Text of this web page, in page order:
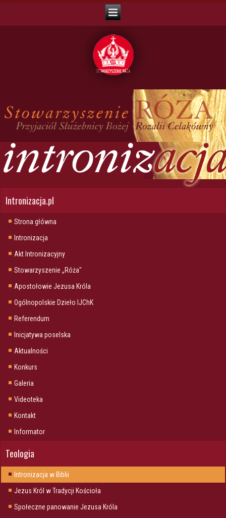
Intronizacja.pl
Strona główna
Intronizacja
Akt Intronizacyjny
Stowarzyszenie „Róża"
Apostołowie Jezusa Króla
Ogólnopolskie Dzieło IJChK
Referendum
Inicjatywa poselska
Aktualności
Konkurs
Galeria
Videoteka
Kontakt
Informator
Teologia
Intronizacja w Biblii
Jezus Król w Tradycji Kościoła
Społeczne panowanie Jezusa Króla